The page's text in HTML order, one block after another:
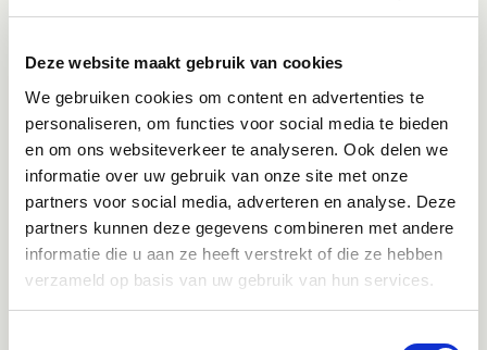
Deze website maakt gebruik van cookies
We gebruiken cookies om content en advertenties te
personaliseren, om functies voor social media te bieden
en om ons websiteverkeer te analyseren. Ook delen we
informatie over uw gebruik van onze site met onze
partners voor social media, adverteren en analyse. Deze
partners kunnen deze gegevens combineren met andere
informatie die u aan ze heeft verstrekt of die ze hebben
verzameld op basis van uw gebruik van hun services.
Klantenservice bereikbaarheid:
Ma - Vrij 8:30 - 17:30 uur
Direct advies
App:06-21959869of bel:050-409 69 96onze klantenservice
Facebook
Bekijk Facebook
Inspiratie, informatie en bereikbaar voor vragen